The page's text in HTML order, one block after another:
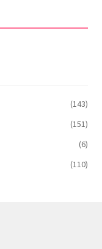
(143)
(151)
(6)
(110)